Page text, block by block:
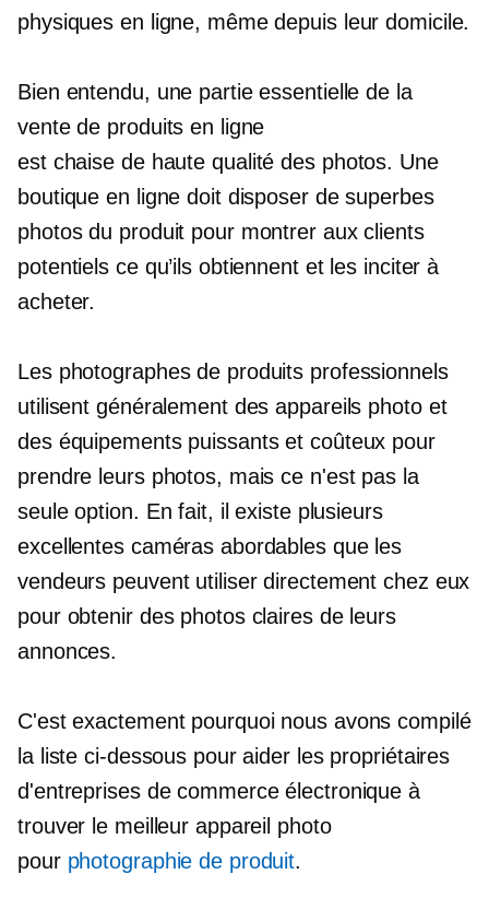
physiques en ligne, même depuis leur domicile.
Bien entendu, une partie essentielle de la
vente de produits en ligne
est chaise de haute qualité des photos. Une
boutique en ligne doit disposer de superbes
photos du produit pour montrer aux clients
potentiels ce qu’ils obtiennent et les inciter à
acheter.
Les photographes de produits professionnels
utilisent généralement des appareils photo et
des équipements puissants et coûteux pour
prendre leurs photos, mais ce n'est pas la
seule option. En fait, il existe plusieurs
excellentes caméras abordables que les
vendeurs peuvent utiliser directement chez eux
pour obtenir des photos claires de leurs
annonces.
C'est exactement pourquoi nous avons compilé
la liste ci-dessous pour aider les propriétaires
d'entreprises de commerce électronique à
trouver le meilleur appareil photo
pour photographie de produit.